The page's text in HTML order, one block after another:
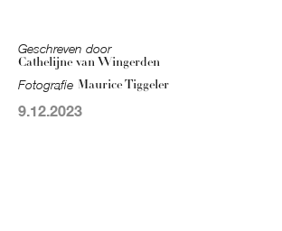
Geschreven door
Cathelijne van Wingerden
Fotografie Maurice Tiggeler
9.12.2023